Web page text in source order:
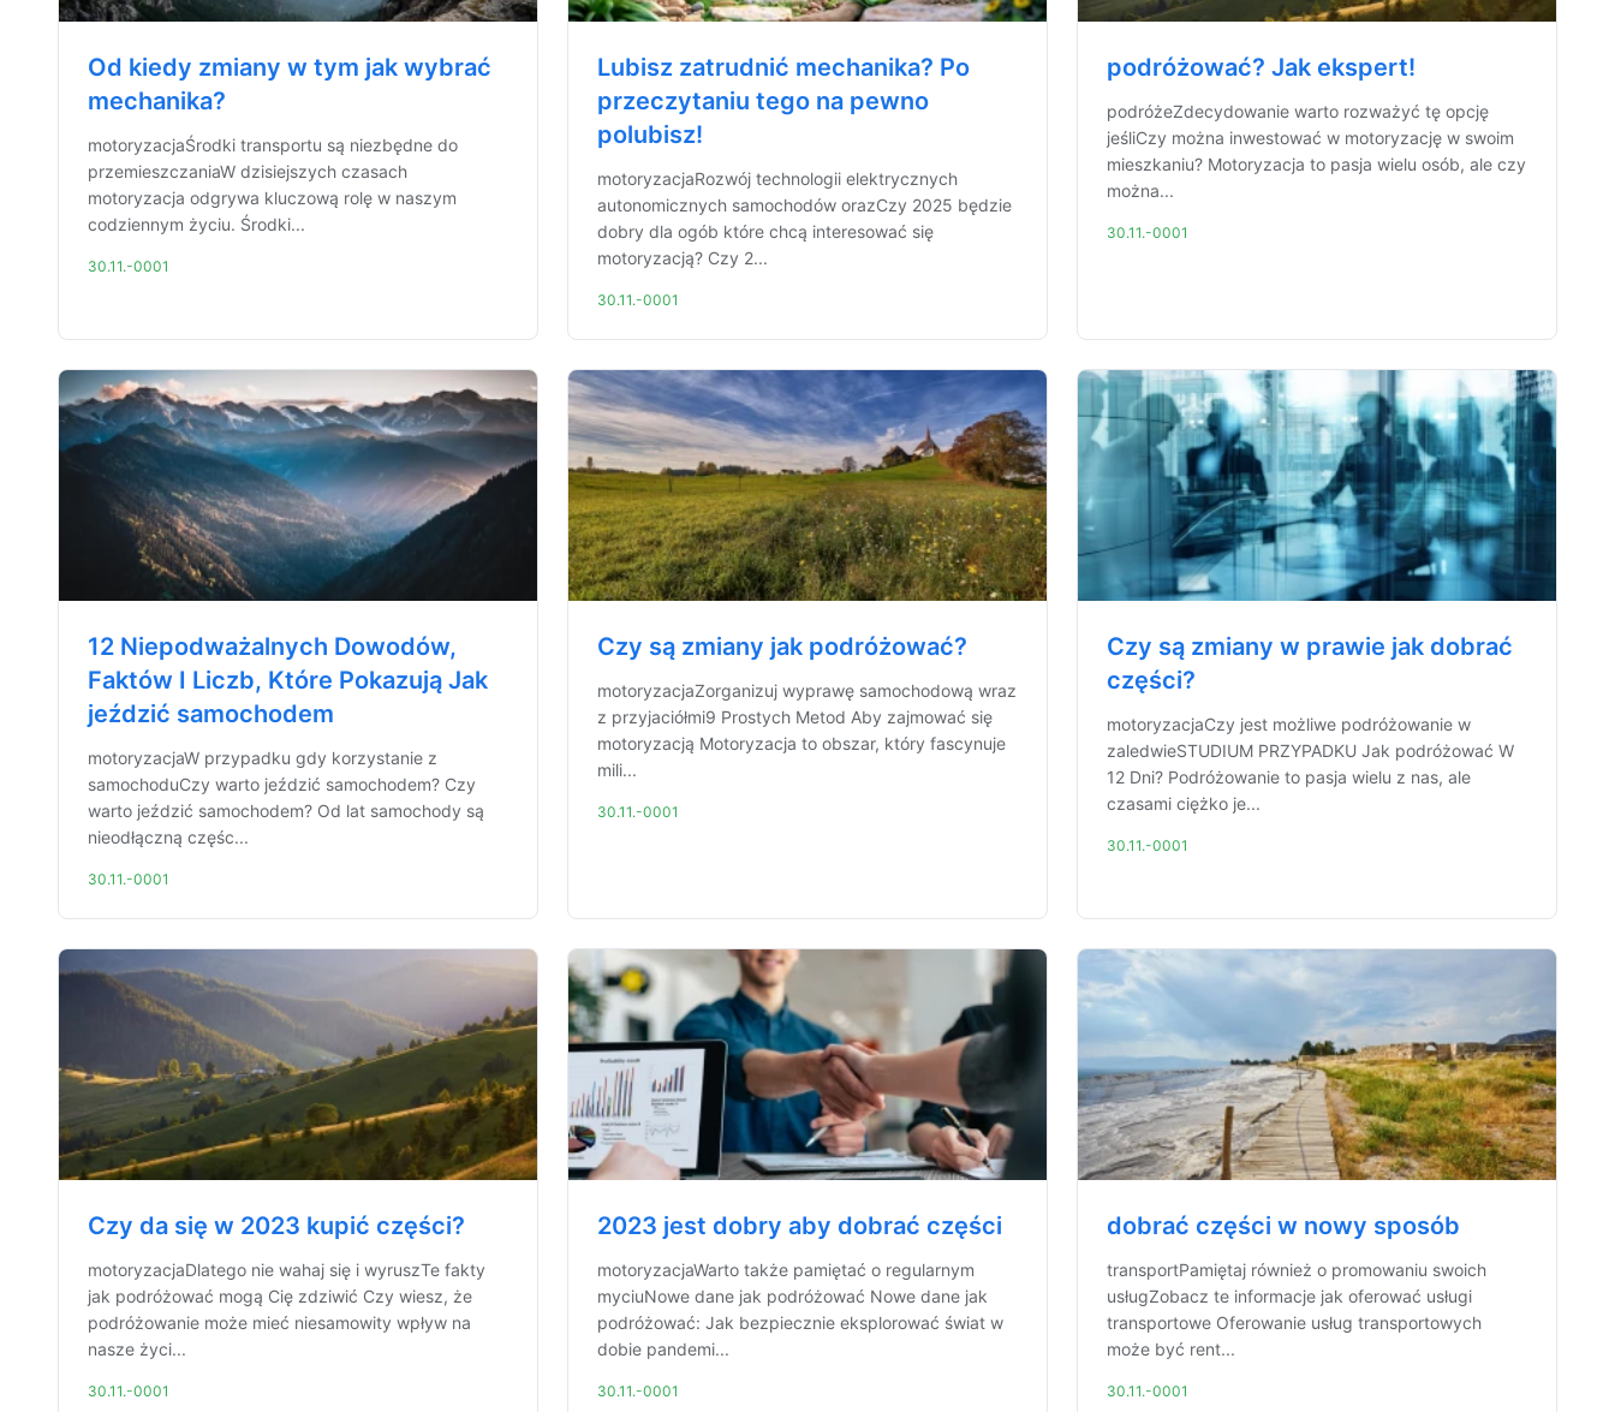
Od kiedy zmiany w tym jak wybrać
mechanika?
motoryzacjaŚrodki transportu są niezbędne do
przemieszczaniaW dzisiejszych czasach
motoryzacja odgrywa kluczową rolę w naszym
codziennym życiu. Środki...
30.11.-0001
Lubisz zatrudnić mechanika? Po
przeczytaniu tego na pewno
polubisz!
motoryzacjaRozwój technologii elektrycznych
autonomicznych samochodów orazCzy 2025 będzie
dobry dla ogób które chcą interesować się
motoryzacją? Czy 2...
30.11.-0001
podróżować? Jak ekspert!
podróżeZdecydowanie warto rozważyć tę opcję
jeśliCzy można inwestować w motoryzację w swoim
mieszkaniu? Motoryzacja to pasja wielu osób, ale czy
można...
30.11.-0001
12 Niepodważalnych Dowodów,
Faktów I Liczb, Które Pokazują Jak
jeździć samochodem
motoryzacjaW przypadku gdy korzystanie z
samochoduCzy warto jeździć samochodem? Czy
warto jeździć samochodem? Od lat samochody są
nieodłączną częśc...
30.11.-0001
Czy są zmiany jak podróżować?
motoryzacjaZorganizuj wyprawę samochodową wraz
z przyjaciółmi9 Prostych Metod Aby zajmować się
motoryzacją Motoryzacja to obszar, który fascynuje
mili...
30.11.-0001
Czy są zmiany w prawie jak dobrać
części?
motoryzacjaCzy jest możliwe podróżowanie w
zaledwieSTUDIUM PRZYPADKU Jak podróżować W
12 Dni? Podróżowanie to pasja wielu z nas, ale
czasami ciężko je...
30.11.-0001
Czy da się w 2023 kupić części?
motoryzacjaDlatego nie wahaj się i wyruszTe fakty
jak podróżować mogą Cię zdziwić Czy wiesz, że
podróżowanie może mieć niesamowity wpływ na
nasze życi...
30.11.-0001
2023 jest dobry aby dobrać części
motoryzacjaWarto także pamiętać o regularnym
myciuNowe dane jak podróżować Nowe dane jak
podróżować: Jak bezpiecznie eksplorować świat w
dobie pandemi...
30.11.-0001
dobrać części w nowy sposób
transportPamiętaj również o promowaniu swoich
usługZobacz te informacje jak oferować usługi
transportowe Oferowanie usług transportowych
może być rent...
30.11.-0001